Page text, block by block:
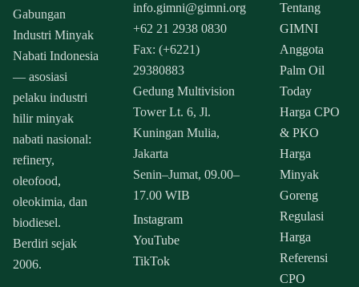
Gabungan
Industri Minyak
Nabati Indonesia
— asosiasi
pelaku industri
hilir minyak
nabati nasional:
refinery,
oleofood,
oleokimia, dan
biodiesel.
Berdiri sejak
2006.
info.gimni@gimni.org
+62 21 2938 0830
Fax: (+6221)
29380883
Gedung Multivision
Tower Lt. 6, Jl.
Kuningan Mulia,
Jakarta
Senin–Jumat, 09.00–
17.00 WIB
Instagram
YouTube
TikTok
Tentang
GIMNI
Anggota
Palm Oil
Today
Harga CPO
& PKO
Harga
Minyak
Goreng
Regulasi
Harga
Referensi
CPO